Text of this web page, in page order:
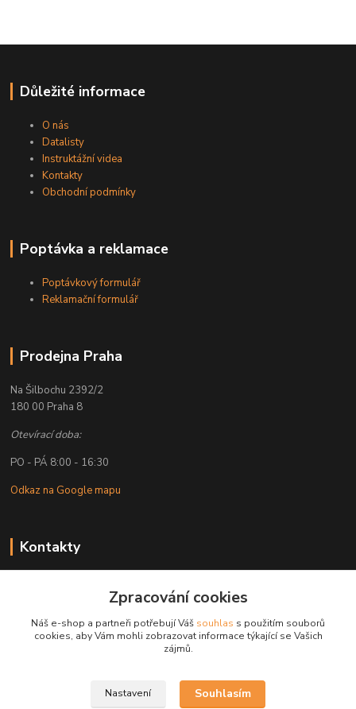
Důležité informace
O nás
Datalisty
Instruktážní videa
Kontakty
Obchodní podmínky
Poptávka a reklamace
Poptávkový formulář
Reklamační formulář
Prodejna Praha
Na Šilbochu 2392/2
180 00 Praha 8
Otevírací doba:
PO - PÁ 8:00 - 16:30
Odkaz na Google mapu
Kontakty
+ 420 608 777 028
obchod@golemreklama.cz
Zpracování cookies
Náš e-shop a partneři potřebují Váš souhlas s použitím souborů
cookies, aby Vám mohli zobrazovat informace týkající se Vašich
zájmů.
Nastavení Souhlasím